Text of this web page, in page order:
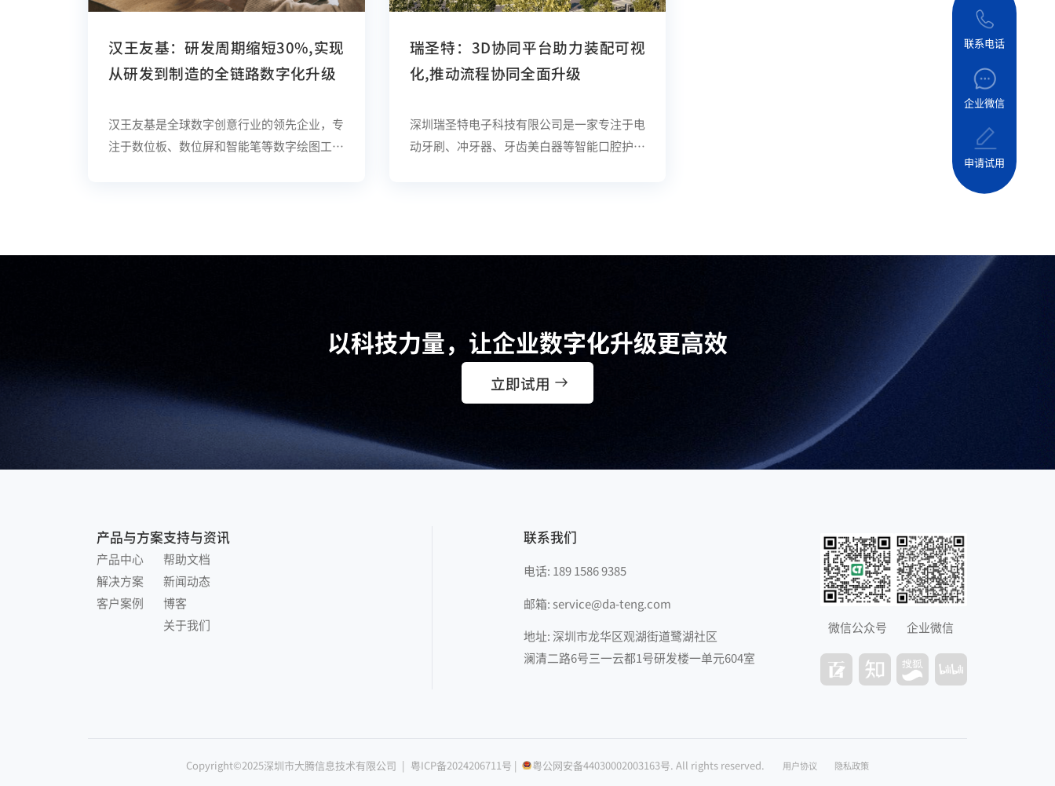
联系电话
企业微信
申请试用
汉王友基：研发周期缩短30%，实现
从研发到制造的全链路数字化升级
汉王友基是全球数字创意行业的领先企业，专
注于数位板、数位屏和智能笔等数字绘图工具
一体化发展，汉王友基不仅持续推动产品性能
瑞圣特：3D协同平台助力装配可视
化，推动流程协同全面升级
深圳瑞圣特电子科技有限公司是一家专注于电
动牙刷、冲牙器、牙齿美白器等智能口腔护理
和地区，在口腔护理领域拥有良好的国际声誉
以科技力量，让企业数字化升级更高效
立即试用
产品与方案
产品中心
解决方案
客户案例
支持与资讯
帮助文档
新闻动态
博客
关于我们
联系我们
电话: 189 1586 9385
邮箱: service@da-teng.com
地址: 深圳市龙华区观湖街道鹭湖社区
澜清二路6号三一云都1号研发楼一单元604室
微信公众号 企业微信
Copyright©2025深圳市大腾信息技术有限公司 | 粤ICP备2024206711号 | 粤公网安备44030002003163号. All rights reserved. 用户协议 隐私政策